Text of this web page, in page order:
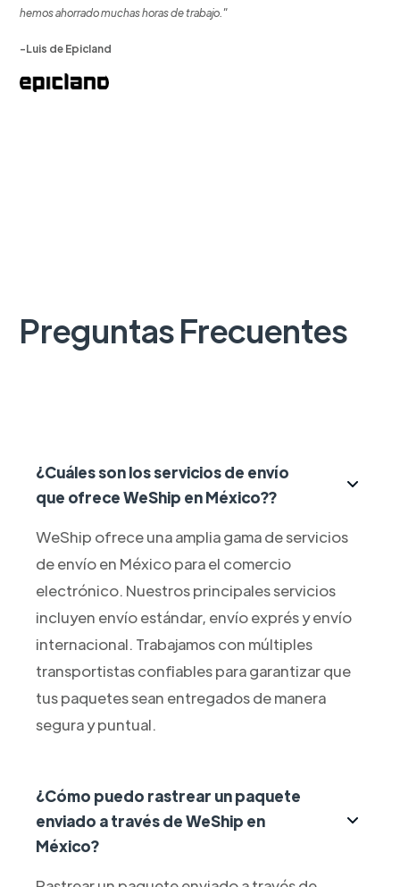
hemos ahorrado muchas horas de trabajo."
-Luis de Epicland
Preguntas Frecuentes
¿Cuáles son los servicios de envío
que ofrece WeShip en México??
WeShip ofrece una amplia gama de servicios
de envío en México para el comercio
electrónico. Nuestros principales servicios
incluyen envío estándar, envío exprés y envío
internacional. Trabajamos con múltiples
transportistas confiables para garantizar que
tus paquetes sean entregados de manera
segura y puntual.
¿Cómo puedo rastrear un paquete
enviado a través de WeShip en
México?